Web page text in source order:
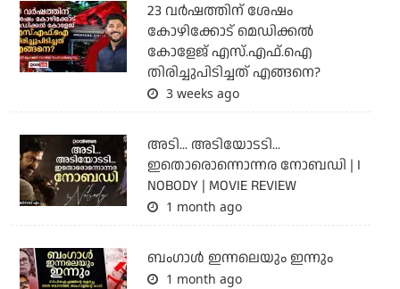
23 വർഷത്തിന് ശേഷം
കോഴിക്കോട് മെഡിക്കൽ
കോളേജ് എസ്.എഫ്.ഐ
തിരിച്ചുപിടിച്ചത് എങ്ങനെ?
3 weeks ago
അടി... അടിയോടടി...
ഇതൊരൊന്നൊന്നര നോബഡി | I
NOBODY | MOVIE REVIEW
1 month ago
ബംഗാള്‍ ഇന്നലെയും ഇന്നും
1 month ago